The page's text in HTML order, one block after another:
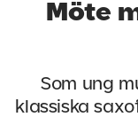
Möte
Som ung
klassiska